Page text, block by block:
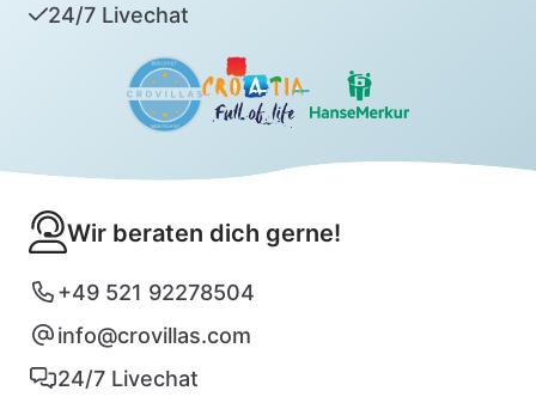
24/7 Livechat
Wir beraten dich gerne!
+49 521 92278504
info@crovillas.com
24/7 Livechat